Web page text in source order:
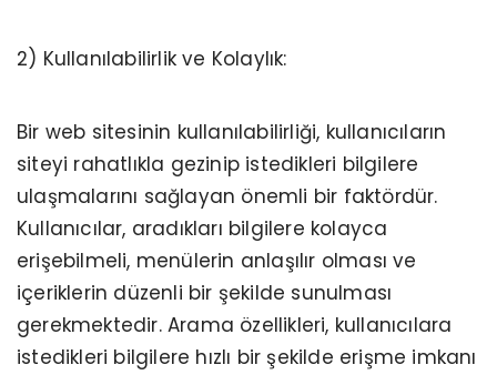
2) Kullanılabilirlik ve Kolaylık:
Bir web sitesinin kullanılabilirliği, kullanıcıların
siteyi rahatlıkla gezinip istedikleri bilgilere
ulaşmalarını sağlayan önemli bir faktördür.
Kullanıcılar, aradıkları bilgilere kolayca
erişebilmeli, menülerin anlaşılır olması ve
içeriklerin düzenli bir şekilde sunulması
gerekmektedir. Arama özellikleri, kullanıcılara
istedikleri bilgilere hızlı bir şekilde erişme imkanı